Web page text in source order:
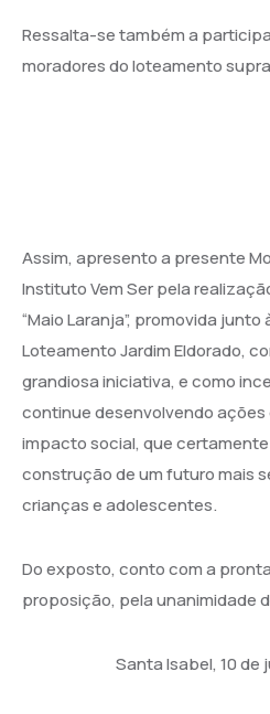
Ressalta-se também a
moradores do loteamento
Assim, apresento a presente
Instituto Vem Ser pela
“Maio Laranja”, promovida
Loteamento Jardim Eldorado,
grandiosa iniciativa, e como
continue desenvolvendo
impacto social, que
construção de um futuro mais
crianças e adolescentes.
Do exposto, conto com a
proposição, pela unanimidade
Santa Isabel, 10 de